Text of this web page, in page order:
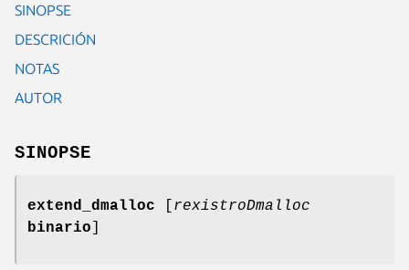
SINOPSE
DESCRICIÓN
NOTAS
AUTOR
SINOPSE
extend_dmalloc
rexistroDmalloc
binario